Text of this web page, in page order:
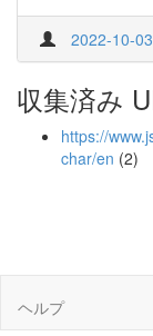
2022-10-
収集済み
https://
char/en (2)
ヘルプ